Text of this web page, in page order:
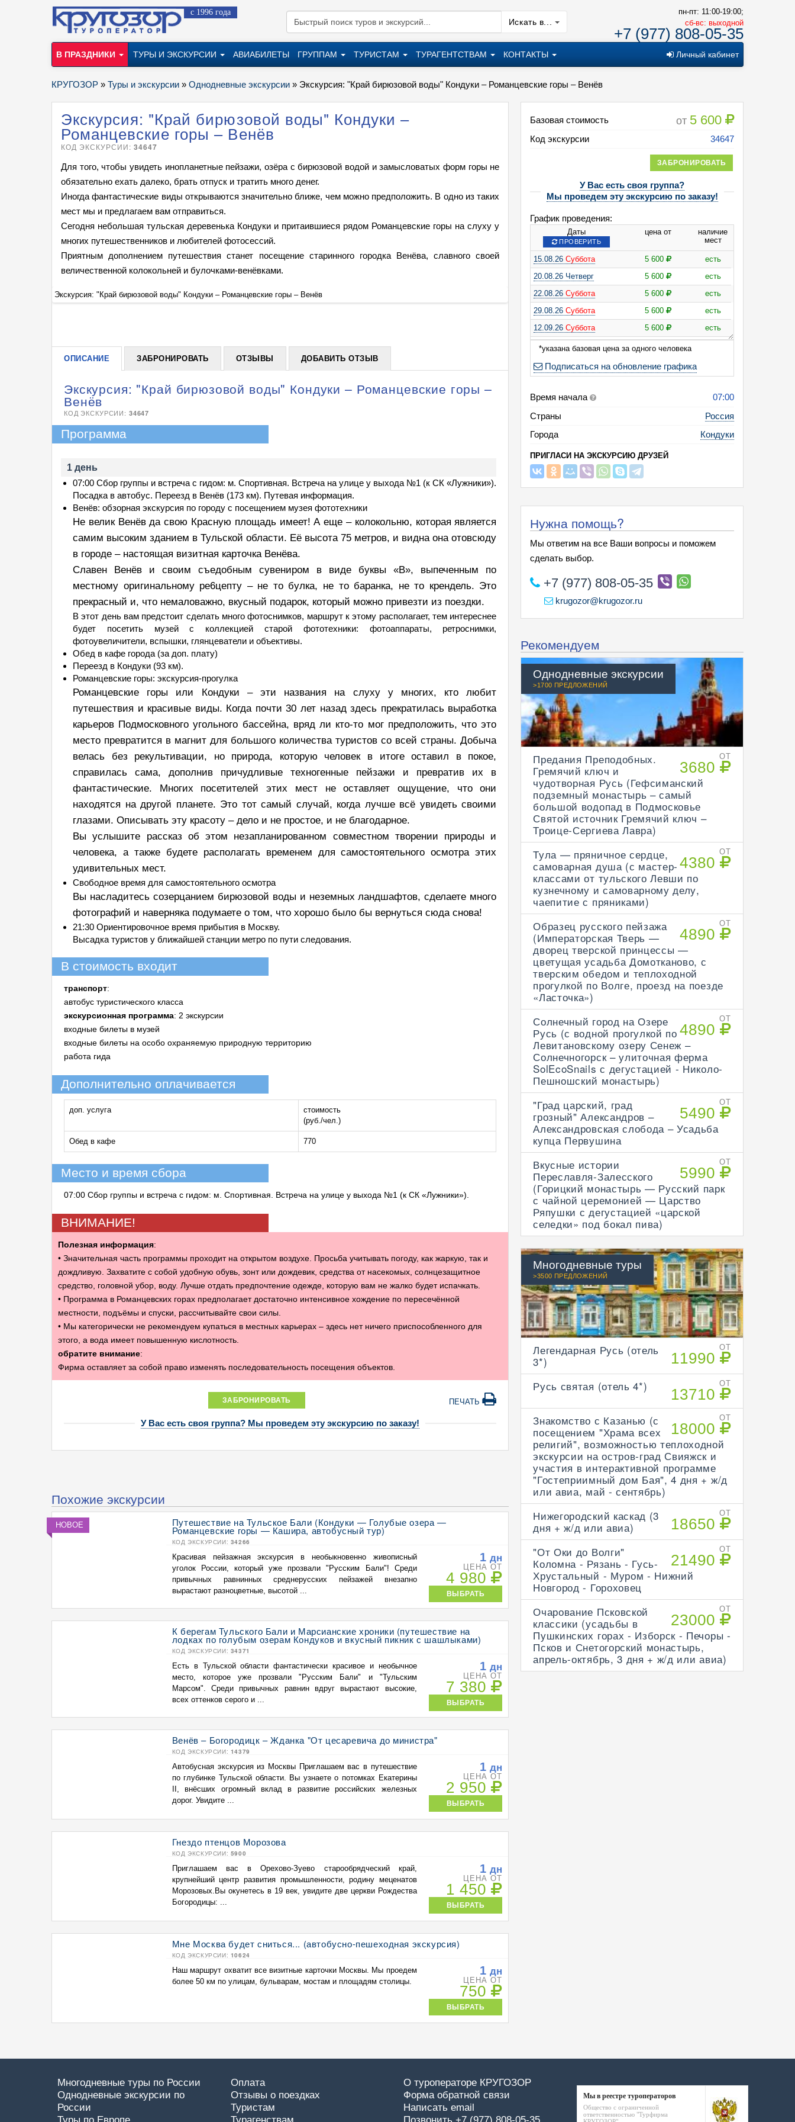
с 1996 года
Искать в...
пн-пт: 11:00-19:00;
cб-вс: выходной
+7 (977) 808-05-35
В ПРАЗДНИКИ ТУРЫ И ЭКСКУРСИИ АВИАБИЛЕТЫ ГРУППАМ ТУРИСТАМ ТУРАГЕНТСТВАМ КОНТАКТЫ Личный кабинет
КРУГОЗОР » Туры и экскурсии » Однодневные экскурсии » Экскурсия: "Край бирюзовой воды" Кондуки – Романцевские горы – Венёв
Базовая стоимость от 5 600
Код экскурсии 34647
ЗАБРОНИРОВАТЬ
У Вас есть своя группа?
Мы проведем эту экскурсию по заказу!
График проведения:
Даты
ПРОВЕРИТЬ
цена от
наличие
мест
15.08.26Суббота 5 600
есть
20.08.26 Четверг
5 600
есть
22.08.26Суббота 5 600
есть
29.08.26Суббота 5 600
есть
12.09.26Суббота 5 600
есть
26.09.26Суббота 5 600
03.10.26
*указана базовая цена за одного человека
Подписаться на обновление графика
Время начала
07:00
Страны
Россия
Города
Кондуки
ПРИГЛАСИ НА ЭКСКУРСИЮ ДРУЗЕЙ
Экскурсия: "Край бирюзовой воды" Кондуки –
Романцевские горы – Венёв
КОД ЭКСКУРСИИ:34647
Для того, чтобы увидеть инопланетные пейзажи, озёра с бирюзовой водой и замысловатых форм горы не
обязательно ехать далеко, брать отпуск и тратить много денег.
Иногда фантастические виды открываются значительно ближе, чем можно предположить. В одно из таких
мест мы и предлагаем вам отправиться.
Сегодня небольшая тульская деревенька Кондуки и притаившиеся рядом Романцевские горы на слуху у
многих путешественников и любителей фотосессий.
Приятным дополнением путешествия станет посещение старинного городка Венёва, славного своей
величественной колокольней и булочками-венёвками.
Экскурсия: "Край бирюзовой воды" Кондуки – Романцевские горы – Венёв Экскурсия: "Край бирюзовой воды" Кондуки – Романцевские горы – Венёв
ОПИСАНИЕ ЗАБРОНИРОВАТЬ ОТЗЫВЫ ДОБАВИТЬ ОТЗЫВ
Экскурсия: "Край бирюзовой воды" Кондуки – Романцевские горы –
Венёв
КОД ЭКСКУРСИИ: 34647
Программа
1 день
07:00 Сбор группы и встреча с гидом: м. Спортивная. Встреча на улице у выхода №1 (к СК «Лужники»).
Посадка в автобус. Переезд в Венёв (173 км). Путевая информация.
Венёв: обзорная экскурсия по городу с посещением музея фототехники
Не велик Венёв да свою Красную площадь имеет! А еще – колокольню, которая является
самим высоким зданием в Тульской области. Её высота 75 метров, и видна она отовсюду
в городе – настоящая визитная карточка Венёва.
Славен Венёв и своим съедобным сувениром в виде буквы «В», выпеченным по
местному оригинальному ре6цепту – не то булка, не то баранка, не то крендель. Это
прекрасный и, что немаловажно, вкусный подарок, который можно привезти из поездки.
В этот день вам предстоит сделать много фотоснимков, маршрут к этому располагает, тем интереснее
будет посетить музей с коллекцией старой фототехники: фотоаппараты, ретроснимки,
фотоувеличители, вспышки, глянцеватели и объективы.
Обед в кафе города (за доп. плату)
Переезд в Кондуки (93 км).
Романцевские горы: экскурсия-прогулка
Романцевские горы или Кондуки – эти названия на слуху у многих, кто любит
путешествия и красивые виды. Когда почти 30 лет назад здесь прекратилась выработка
карьеров Подмосковного угольного бассейна, вряд ли кто-то мог предположить, что это
место превратится в магнит для большого количества туристов со всей страны. Добыча
велась без рекультивации, но природа, которую человек в итоге оставил в покое,
справилась сама, дополнив причудливые техногенные пейзажи и превратив их в
фантастические. Многих посетителей этих мест не оставляет ощущение, что они
находятся на другой планете. Это тот самый случай, когда лучше всё увидеть своими
глазами. Описывать эту красоту – дело и не простое, и не благодарное.
Вы услышите рассказ об этом незапланированном совместном творении природы и
человека, а также будете располагать временем для самостоятельного осмотра этих
удивительных мест.
Свободное время для самостоятельного осмотра
Вы насладитесь созерцанием бирюзовой воды и неземных ландшафтов, сделаете много
фотографий и наверняка подумаете о том, что хорошо было бы вернуться сюда снова!
21:30 Ориентировочное время прибытия в Москву.
Высадка туристов у ближайшей станции метро по пути следования.
В стоимость входит
транспорт:
автобус туристического класса
экскурсионная программа: 2 экскурсии
входные билеты в музей
входные билеты на особо охраняемую природную территорию
работа гида
Дополнительно оплачивается
доп. услуга
стоимость
(руб./чел.)
Обед в кафе 770
Место и время сбора
07:00 Сбор группы и встреча с гидом: м. Спортивная. Встреча на улице у выхода №1 (к СК «Лужники»).
ВНИМАНИЕ!
Полезная информация:
• Значительная часть программы проходит на открытом воздухе. Просьба учитывать погоду, как жаркую, так и
дождливую. Захватите с собой удобную обувь, зонт или дождевик, средства от насекомых, солнцезащитное
средство, головной убор, воду. Лучше отдать предпочтение одежде, которую вам не жалко будет испачкать.
• Программа в Романцевских горах предполагает достаточно интенсивное хождение по пересечённой
местности, подъёмы и спуски, рассчитывайте свои силы.
• Мы категорически не рекомендуем купаться в местных карьерах – здесь нет ничего приспособленного для
этого, а вода имеет повышенную кислотность.
обратите внимание:
Фирма оставляет за собой право изменять последовательность посещения объектов.
ЗАБРОНИРОВАТЬ ПЕЧАТЬ
У Вас есть своя группа? Мы проведем эту экскурсию по заказу!
Похожие экскурсии
НОВОЕ Путешествие на Тульское Бали (Кондуки — Голубые озера —
Романцевские горы — Кашира, автобусный тур)
КОД ЭКСКУРСИИ: 34266
Красивая пейзажная экскурсия в необыкновенно живописный
уголок России, который уже прозвали "Русским Бали"! Среди
привычных равнинных среднерусских пейзажей внезапно
вырастают разноцветные, высотой ...
1дн
ЦЕНА ОТ
4 980
ВЫБРАТЬ
К берегам Тульского Бали и Марсианские хроники (путешествие на
лодках по голубым озерам Кондуков и вкусный пикник с шашлыками)
КОД ЭКСКУРСИИ: 34371
Есть в Тульской области фантастически красивое и необычное
место, которое уже прозвали "Русским Бали" и "Тульским
Марсом". Среди привычных равнин вдруг вырастают высокие,
всех оттенков серого и ...
1дн
ЦЕНА ОТ
7 380
ВЫБРАТЬ
Венёв – Богородицк – Жданка "От цесаревича до министра"
КОД ЭКСКУРСИИ: 14379
Автобусная экскурсия из Москвы Приглашаем вас в путешествие
по глубинке Тульской области. Вы узнаете о потомках Екатерины
II, внёсших огромный вклад в развитие российских железных
дорог. Увидите ...
1дн
ЦЕНА ОТ
2 950
ВЫБРАТЬ
Гнездо птенцов Морозова
КОД ЭКСКУРСИИ: 5900
Приглашаем вас в Орехово-Зуево старообрядческий край,
крупнейший центр развития промышленности, родину меценатов
Морозовых.Вы окунетесь в 19 век, увидите две церкви Рождества
Богородицы: ...
1дн
ЦЕНА ОТ
1 450
ВЫБРАТЬ
Мне Москва будет сниться... (автобусно-пешеходная экскурсия)
КОД ЭКСКУРСИИ: 10624
Наш маршрут охватит все визитные карточки Москвы. Мы проедем
более 50 км по улицам, бульварам, мостам и площадям столицы.
1дн
ЦЕНА ОТ
750
ВЫБРАТЬ
Нужна помощь?
Мы ответим на все Ваши вопросы и поможем
сделать выбор.
+7 (977) 808-05-35
krugozor@krugozor.ru
Рекомендуем
Однодневные экскурсии
>1700 ПРЕДЛОЖЕНИЙ
ОТ
3680
Предания Преподобных.
Гремячий ключ и
чудотворная Русь (Гефсиманский
подземный монастырь – самый
большой водопад в Подмосковье
Святой источник Гремячий ключ –
Троице-Сергиева Лавра)
ОТ
4380
Тула — пряничное сердце,
самоварная душа (с мастер-
классами от тульского Левши по
кузнечному и самоварному делу,
чаепитие с пряниками)
ОТ
4890
Образец русского пейзажа
(Императорская Тверь —
дворец тверской принцессы —
цветущая усадьба Домотканово, с
тверским обедом и теплоходной
прогулкой по Волге, проезд на поезде
«Ласточка»)
ОТ
4890
Солнечный город на Озере
Русь (с водной прогулкой по
Левитановскому озеру Сенеж –
Солнечногорск – улиточная ферма
SolEcoSnails с дегустацией - Николо-
Пешношский монастырь)
ОТ
5490
"Град царский, град
грозный" Александров –
Александровская слобода – Усадьба
купца Первушина
ОТ
5990
Вкусные истории
Переславля-Залесского
(Горицкий монастырь — Русский парк
с чайной церемонией — Царство
Ряпушки с дегустацией «царской
селедки» под бокал пива)
Многодневные туры
>3500 ПРЕДЛОЖЕНИЙ
ОТ
11990
Легендарная Русь (отель
3*)
ОТ
13710
Русь святая (отель 4*)
ОТ
18000
Знакомство с Казанью (с
посещением "Храма всех
религий", возможностью теплоходной
экскурсии на остров-град Свияжск и
участия в интерактивной программе
"Гостеприимный дом Бая", 4 дня + ж/д
или авиа, май - сентябрь)
ОТ
18650
Нижегородский каскад (3
дня + ж/д или авиа)
ОТ
21490
"От Оки до Волги"
Коломна - Рязань - Гусь-
Хрустальный - Муром - Нижний
Новгород - Гороховец
ОТ
23000
Очарование Псковской
классики (усадьбы в
Пушкинских горах - Изборск - Печоры -
Псков и Снетогорский монастырь,
апрель-октябрь, 3 дня + ж/д или авиа)
Многодневные туры по России
Однодневные экскурсии по
России
Оплата
Отзывы о поездках
Туристам
О туроператоре КРУГОЗОР
Форма обратной связи
Написать email
Мы в реестре туроператоров
Общество с ограниченной
ответственностью "Турфирма